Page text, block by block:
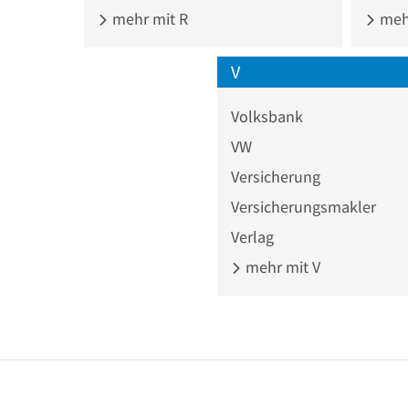
mehr mit R
V
Volksbank
VW
Versicherung
Versicherungsmakler
Verlag
mehr mit V